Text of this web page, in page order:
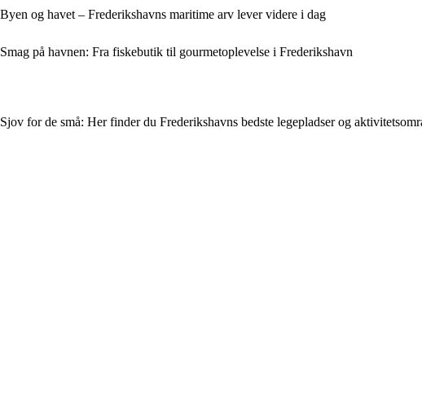
Byen og havet – Frederikshavns maritime arv lever videre i dag
Smag på havnen: Fra fiskebutik til gourmetoplevelse i Frederikshavn
Sjov for de små: Her finder du Frederikshavns bedste legepladser og